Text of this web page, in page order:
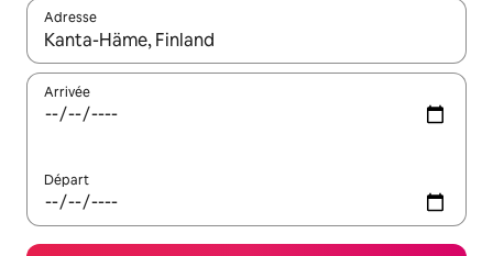
Adresse
Lorsque les résultats s'affichent, utilisez les flèches vers le
Arrivée
Départ